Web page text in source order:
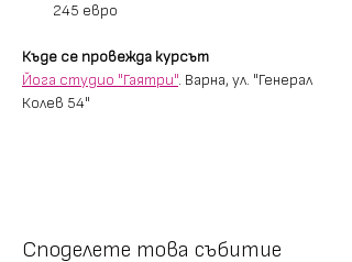
245 евро
Къде се провежда курсът
Йога студио "Гаятри". Варна, ул. "Генерал
Колев 54"
Споделете това събитие